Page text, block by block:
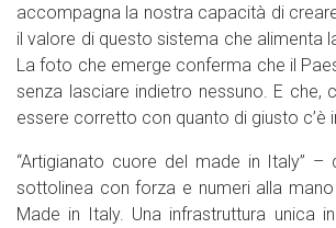
accompagna la nostra capacità di
il valore di questo sistema che alimenta
La foto che emerge conferma che il
senza lasciare indietro nessuno. E
essere corretto con quanto di giusto c’è
“Artigianato cuore del made in Italy” –
sottolinea con forza e numeri alla
Made in Italy. Una infrastruttura unica